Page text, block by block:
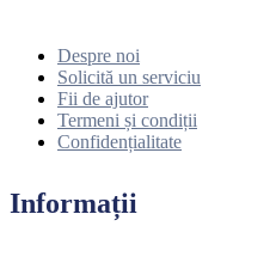
Despre noi
Solicită un serviciu
Fii de ajutor
Termeni și condiții
Confidențialitate
Informații